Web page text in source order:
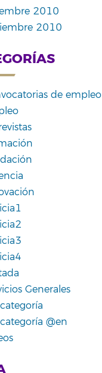
2010
2010
de empleo
Generales
@en